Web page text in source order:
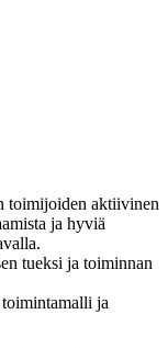
toimijoiden aktiivinen
ja hyviä
tueksi ja toiminnan
ja